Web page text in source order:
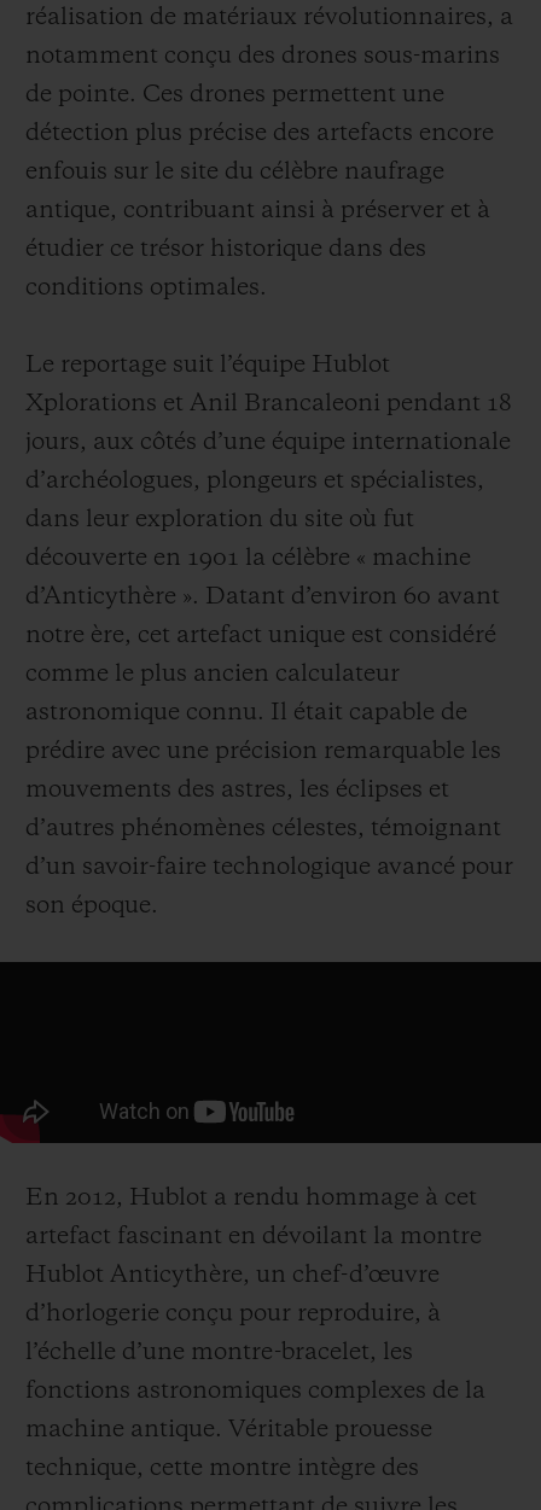
réalisation de matériaux révolutionnaires, a
notamment conçu des drones sous-marins
de pointe. Ces drones permettent une
détection plus précise des artefacts encore
enfouis sur le site du célèbre naufrage
antique, contribuant ainsi à préserver et à
étudier ce trésor historique dans des
conditions optimales.
Le reportage suit l’équipe Hublot
Xplorations et Anil Brancaleoni pendant 18
jours, aux côtés d’une équipe internationale
d’archéologues, plongeurs et spécialistes,
dans leur exploration du site où fut
découverte en 1901 la célèbre « machine
d’Anticythère ». Datant d’environ 60 avant
notre ère, cet artefact unique est considéré
comme le plus ancien calculateur
astronomique connu. Il était capable de
prédire avec une précision remarquable les
mouvements des astres, les éclipses et
d’autres phénomènes célestes, témoignant
d’un savoir-faire technologique avancé pour
son époque.
En 2012, Hublot a rendu hommage à cet
artefact fascinant en dévoilant la montre
Hublot Anticythère, un chef-d’œuvre
d’horlogerie conçu pour reproduire, à
l’échelle d’une montre-bracelet, les
fonctions astronomiques complexes de la
machine antique. Véritable prouesse
technique, cette montre intègre des